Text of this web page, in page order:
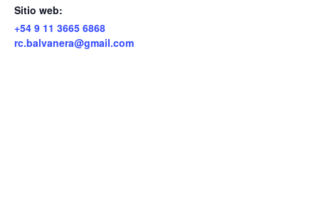
Sitio web:
+54 9 11 3665 6868
rc.balvanera@gmail.com